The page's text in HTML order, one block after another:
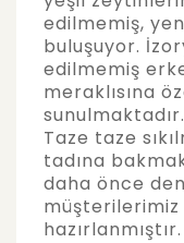
edilmemiş,
buluşuyor.
edilmemiş
meraklısına
sunulmaktadır.
Taze taze
tadına
daha önce
hazırlanmıştır.